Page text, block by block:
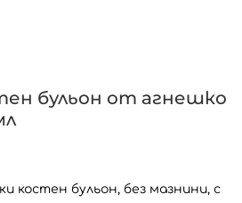
бульон от агнешко
костен бульон, без мазнини, с